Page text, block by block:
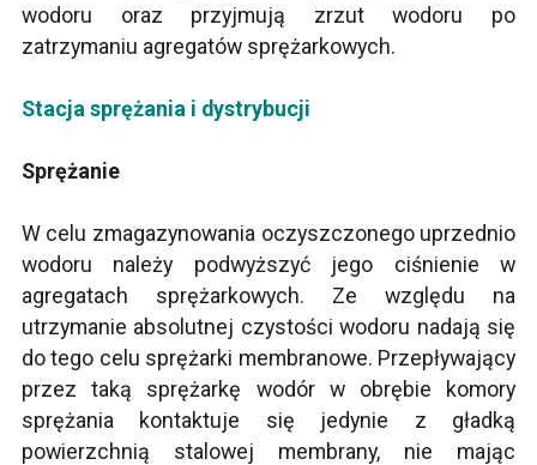
wodoru oraz przyjmują zrzut wodoru po
zatrzymaniu agregatów sprężarkowych.
Stacja sprężania i dystrybucji
Sprężanie
W celu zmagazynowania oczyszczonego uprzednio
wodoru należy podwyższyć jego ciśnienie w
agregatach sprężarkowych. Ze względu na
utrzymanie absolutnej czystości wodoru nadają się
do tego celu sprężarki membranowe. Przepływający
przez taką sprężarkę wodór w obrębie komory
sprężania kontaktuje się jedynie z gładką
powierzchnią stalowej membrany, nie mając